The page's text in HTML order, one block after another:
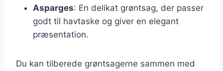
Asparges: En delikat grøntsag, der passer
godt til havtaske og giver en elegant
præsentation.
Du kan tilberede grøntsagerne sammen med